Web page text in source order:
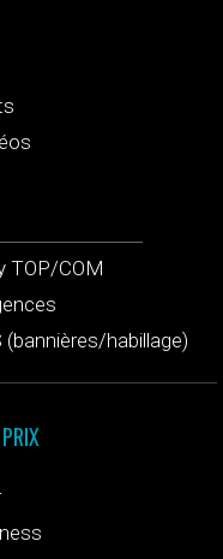
TOP/COM
habillage)